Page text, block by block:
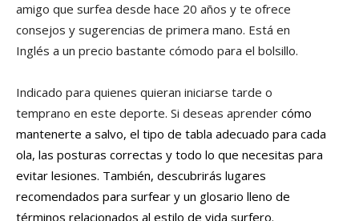
amigo que surfea desde hace 20 años y te ofrece
consejos y sugerencias de primera mano. Está en
Inglés a un precio bastante cómodo para el bolsillo.
Indicado para quienes quieran iniciarse tarde o
temprano en este deporte. Si deseas aprender cómo
mantenerte a salvo, el tipo de tabla adecuado para cada
ola, las posturas correctas y todo lo que necesitas para
evitar lesiones. También, descubrirás lugares
recomendados para surfear y un glosario lleno de
términos relacionados al estilo de vida surfero.